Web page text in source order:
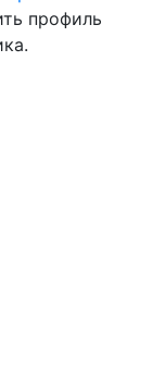
профиль